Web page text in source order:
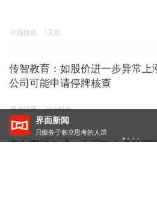
中国快讯 1天前
传智教育：如股价进一步异常上
公司可能申请停牌核查
股市快讯 23小时前
市占率超七成，中国动力电池军
“锂业双雄”净利齐翻番，扣非净
级